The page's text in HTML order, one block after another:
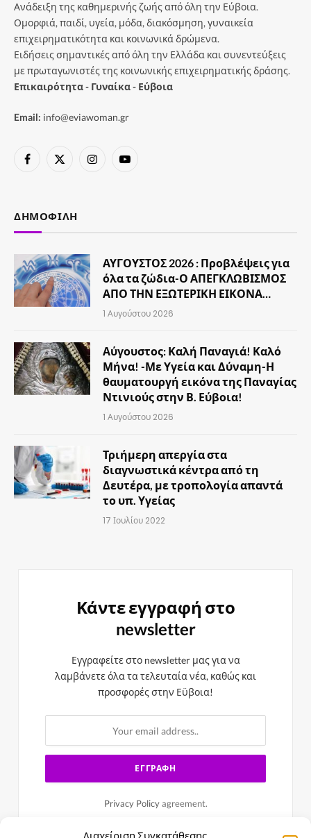
Διαχείριση Συγκατάθεσης
Ανάδειξη της καθημερινής ζωής από όλη την Εύβοια.
Ομορφιά, παιδί, υγεία, μόδα, διακόσμηση, γυναικεία
επιχειρηματικότητα και κοινωνικά δρώμενα.
Ειδήσεις σημαντικές από όλη την Ελλάδα και συνεντεύξεις
με πρωταγωνιστές της κοινωνικής επιχειρηματικής δράσης.
Επικαιρότητα - Γυναίκα - Εύβοια
Email: info@eviawoman.gr
Facebook
X
InstagramYouTube
ΔΗΜΟΦΙΛΉ
ΑΥΓΟΥΣΤΟΣ 2026 : Προβλέψεις για
όλα τα ζώδια-Ο ΑΠΕΓΚΛΩΒΙΣΜΟΣ
ΑΠΟ ΤΗΝ ΕΞΩΤΕΡΙΚΗ ΕΙΚΟΝΑ…
1 Αυγούστου 2026
Αύγουστος: Καλή Παναγιά! Καλό
Μήνα! -Με Υγεία και Δύναμη-Η
θαυματουργή εικόνα της Παναγίας
Ντινιούς στην Β. Εύβοια!
1 Αυγούστου 2026
Τριήμερη απεργία στα
διαγνωστικά κέντρα από τη
Δευτέρα, με τροπολογία απαντά
το υπ. Υγείας
17 Ιουλίου 2022
Κάντε εγγραφή στο
newsletter
Εγγραφείτε στο newsletter μας για να
λαμβάνετε όλα τα τελευταία νέα, καθώς και
προσφορές στην Εϋβοια!
Privacy Policyagreement.